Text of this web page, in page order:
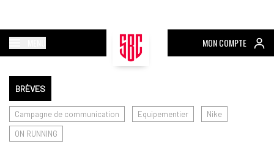
MON COMPTE
BRÈVES
Campagne de communication Equipementier
Nike
ON RUNNING